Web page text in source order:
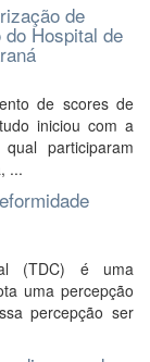
de
Hospital de
de scores de
iniciou com a
participaram
...
(TDC) é uma
uma percepção
percepção ser